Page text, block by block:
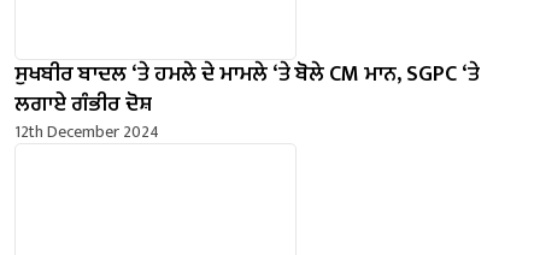
ਸੁਖਬੀਰ ਬਾਦਲ ‘ਤੇ ਹਮਲੇ ਦੇ ਮਾਮਲੇ ‘ਤੇ ਬੋਲੇ ​​CM ਮਾਨ, SGPC ‘ਤੇ
ਲਗਾਏ ਗੰਭੀਰ ਦੋਸ਼
12th December 2024